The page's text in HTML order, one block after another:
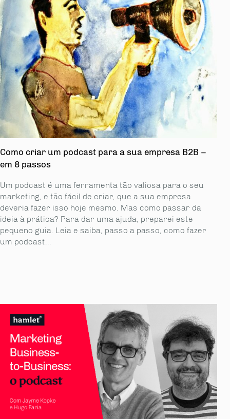
Como criar um podcast para a sua empresa B2B –
em 8 passos
Um podcast é uma ferramenta tão valiosa para o seu
marketing, e tão fácil de criar, que a sua empresa
deveria fazer isso hoje mesmo. Mas como passar da
ideia à prática? Para dar uma ajuda, preparei este
pequeno guia. Leia e saiba, passo a passo, como fazer
um podcast...